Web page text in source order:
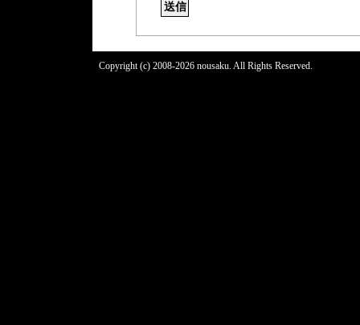
Copyright (c) 2008-2026 nousaku. All Rights Reserved.